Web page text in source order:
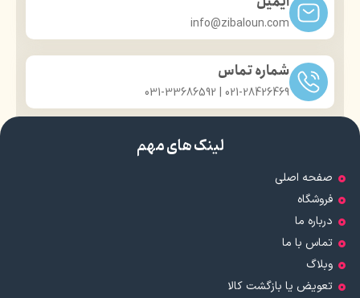
info@zibaloun.com
شماره تماس
021-28426469 | 031-33686592
لینک های مهم
صفحه اصلی
فروشگاه
درباره ما
تماس با ما
وبلاگ
تعویض یا بازگشت کالا